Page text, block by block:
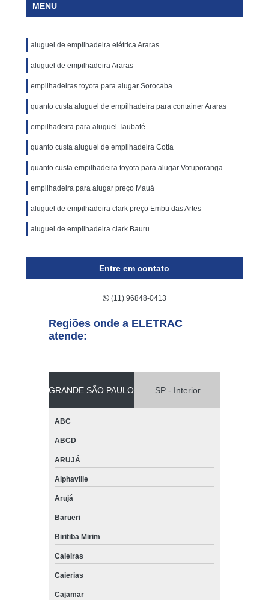
MENU
aluguel de empilhadeira elétrica Araras
aluguel de empilhadeira Araras
empilhadeiras toyota para alugar Sorocaba
quanto custa aluguel de empilhadeira para container Araras
empilhadeira para aluguel Taubaté
quanto custa aluguel de empilhadeira Cotia
quanto custa empilhadeira toyota para alugar Votuporanga
empilhadeira para alugar preço Mauá
aluguel de empilhadeira clark preço Embu das Artes
aluguel de empilhadeira clark Bauru
Entre em contato
(11) 96848-0413
Regiões onde a ELETRAC
atende:
GRANDE SÃO PAULO SP - Interior
ABC
ABCD
ARUJÁ
Alphaville
Arujá
Barueri
Biritiba Mirim
Caieiras
Caierias
Cajamar